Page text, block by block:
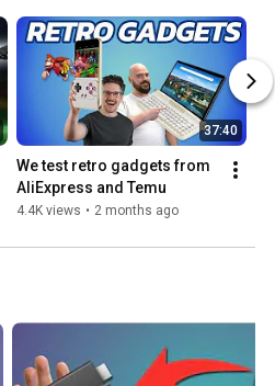
37:40
We test retro gadgets from
AliExpress and Temu
4.4K views • 2 months ago